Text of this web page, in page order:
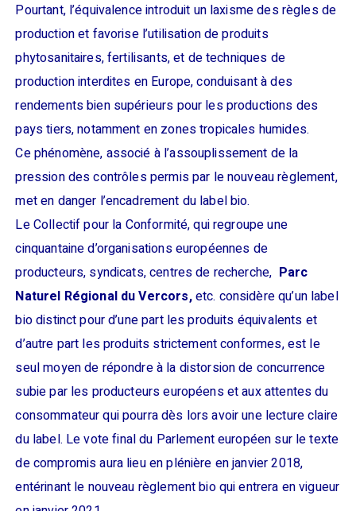
Pourtant, l’équivalence introduit un laxisme des règles de
production et favorise l’utilisation de produits
phytosanitaires, fertilisants, et de techniques de
production interdites en Europe, conduisant à des
rendements bien supérieurs pour les productions des
pays tiers, notamment en zones tropicales humides.
Ce phénomène, associé à l’assouplissement de la
pression des contrôles permis par le nouveau règlement,
met en danger l’encadrement du label bio.
Le Collectif pour la Conformité, qui regroupe une
cinquantaine d’organisations européennes de
producteurs, syndicats, centres de recherche, Parc
Naturel Régional du Vercors,etc. considère qu’un label
bio distinct pour d’une part les produits équivalents et
d’autre part les produits strictement conformes, est le
seul moyen de répondre à la distorsion de concurrence
subie par les producteurs européens et aux attentes du
consommateur qui pourra dès lors avoir une lecture claire
du label. Le vote final du Parlement européen sur le texte
de compromis aura lieu en plénière en janvier 2018,
entérinant le nouveau règlement bio qui entrera en vigueur